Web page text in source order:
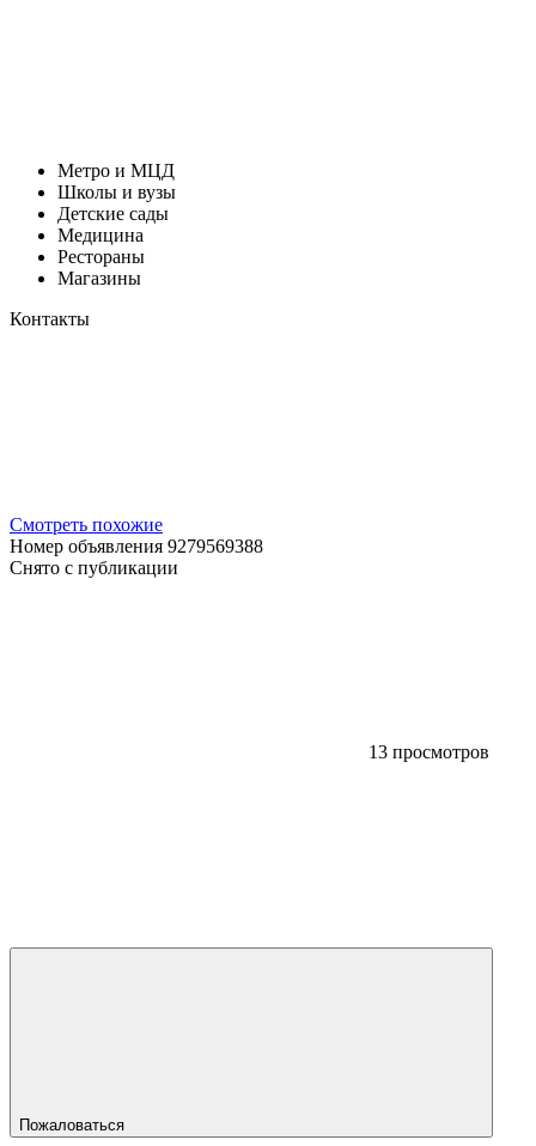
Метро и МЦД
Школы и вузы
Детские сады
Медицина
Рестораны
Магазины
Контакты
Смотреть похожие
Номер объявления 9279569388
Снято с публикации
13 просмотров
Пожаловаться